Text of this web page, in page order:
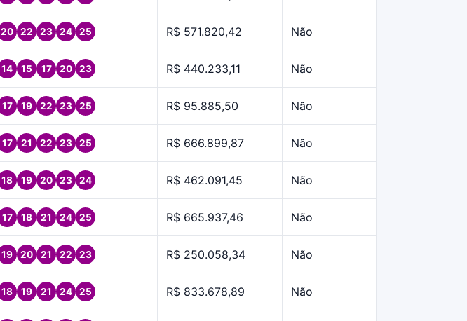
20 22 23 24 25 R$ 571.820,42 Não
14 15 17 20 23 R$ 440.233,11 Não
17 19 22 23 25 R$ 95.885,50 Não
17 21 22 23 25 R$ 666.899,87 Não
18 19 20 23 24 R$ 462.091,45 Não
17 18 21 24 25 R$ 665.937,46 Não
19 20 21 22 23 R$ 250.058,34 Não
18 19 21 24 25 R$ 833.678,89 Não